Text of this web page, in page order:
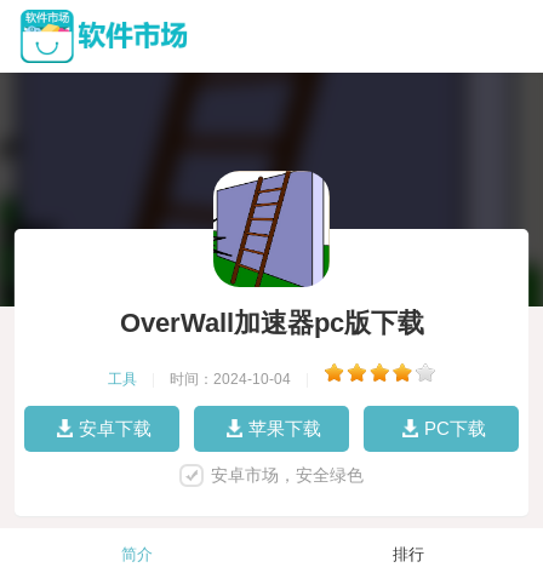
OverWall加速器pc版下载
工具 时间：2024-10-04
安卓下载 苹果下载 PC下载
安卓市场，安全绿色
简介 排行